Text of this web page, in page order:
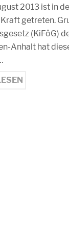
2013 ist in
getreten.
(KiFöG)
Anhalt hat